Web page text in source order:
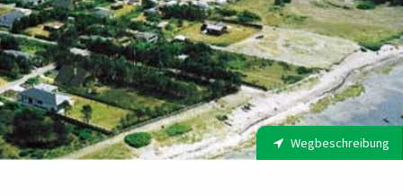
Wegbeschreibung